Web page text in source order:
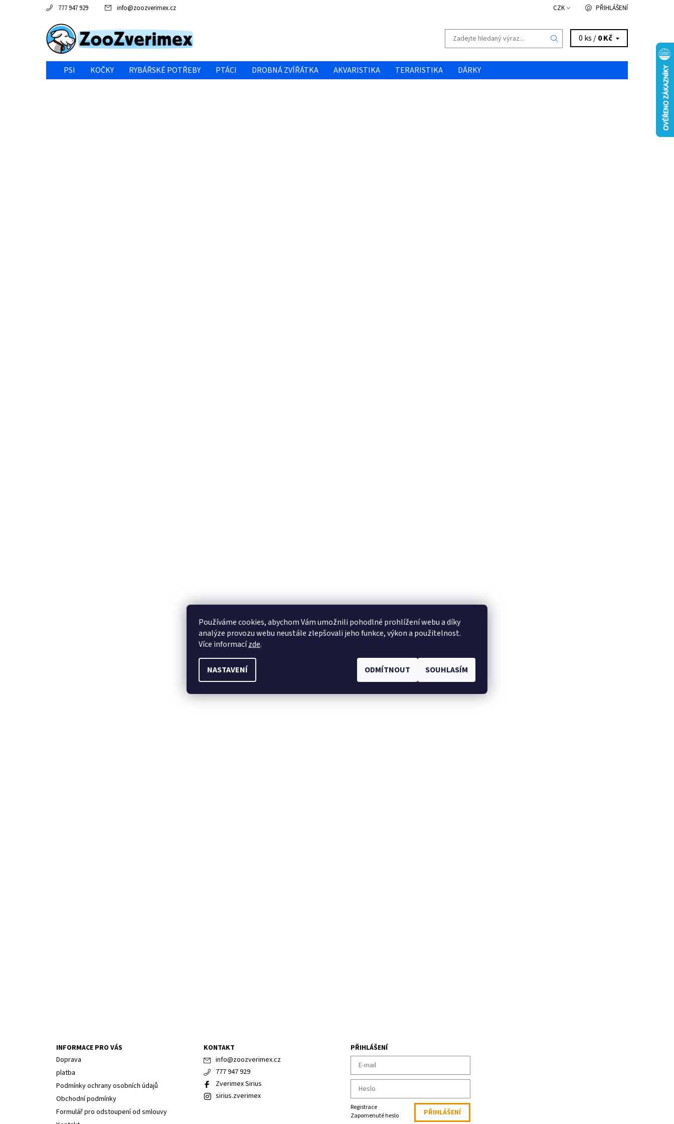
777 947 929 info@zoozverimex.cz CZK PŘIHLÁŠENÍ
0 ks /0 Kč
PSI KOČKY RYBÁŘSKÉ POTŘEBY PTÁCI DROBNÁ ZVÍŘÁTKA AKVARISTIKA TERARISTIKA
DÁRKY
INFORMACE PRO VÁS
Doprava
platba
Podmínky ochrany osobních údajů
Obchodní podmínky
Formulář pro odstoupení od smlouvy
KONTAKT
info@zoozverimex.cz
777 947 929
Zverimex Sirius
sirius.zverimex
PŘIHLÁŠENÍ
Registrace
Zapomenuté heslo
Používáme cookies, abychom Vám umožnili pohodlné prohlížení webu a díky
analýze provozu webu neustále zlepšovali jeho funkce, výkon a použitelnost.
Více informacízde.
NASTAVENÍ ODMÍTNOUT SOUHLASÍM